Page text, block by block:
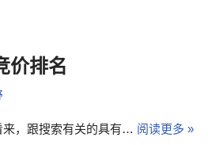
价排名
来，跟搜索有关的具有… 阅读更多 »